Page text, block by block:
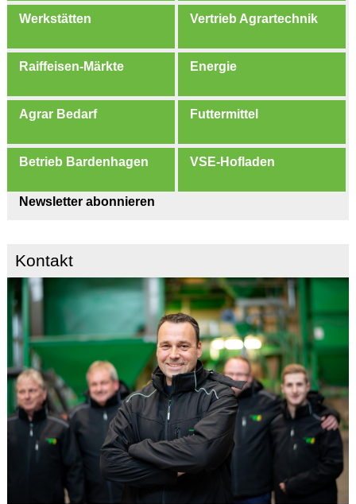
Werkstätten Vertrieb Agrartechnik
Raiffeisen-Märkte Energie
Agrar Bedarf Futtermittel
Betrieb Bardenhagen VSE-Hofladen
Newsletter abonnieren
Kontakt